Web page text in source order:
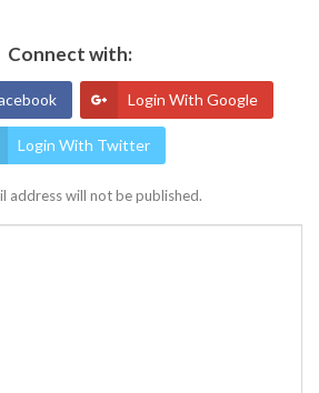
Connect with:
Login With Google
Login With Twitter
address will not be published.